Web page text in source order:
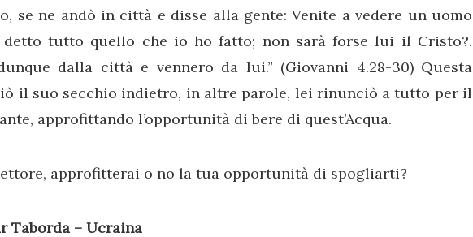
se ne andò in città e disse alla gente: Venite a vedere un uomo
detto tutto quello che io ho fatto; non sarà forse lui il Cristo?.
dalla città e vennero da lui.” (Giovanni 4.28-30) Questa
il suo secchio indietro, in altre parole, lei rinunciò a tutto per il
approfittando l’opportunità di bere di quest’Acqua.
approfitterai o no la tua opportunità di spogliarti?
Taborda – Ucraina